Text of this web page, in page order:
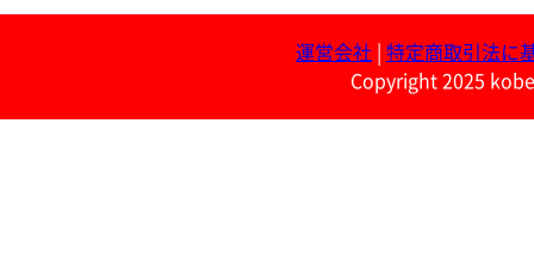
運営会社
特定商取引法に
Copyright 2025